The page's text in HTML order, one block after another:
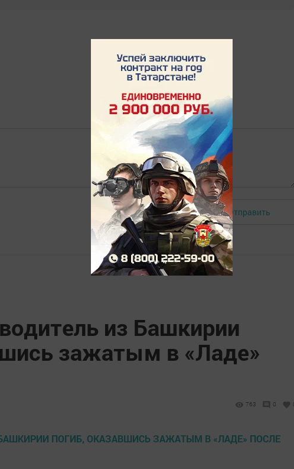
Авторизоваться Отправить
из Башкирии
зажатым в «Ладе»
763 0